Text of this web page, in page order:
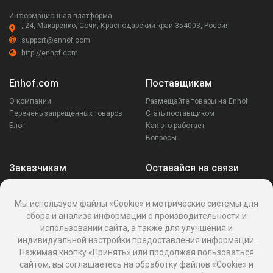
Информационная платформа
, 24, Макаренко, Сочи, Краснодарский край 354003, Россия
support@enhof.com
http://enhof.com
Enhof.com
О компании
Перечень запрещенных товаров
Блог
Поставщикам
Размещайте товары на Enhof
Стать поставщиком
Как это работает
Вопросы
Заказчикам
Ваши запросы
Написать поставщику
Написать в поддержку
Реквизиты
Оставайся на связи
Мы используем файлы «Cookie» и метрические системы для
сбора и анализа информации о производительности и
использовании сайта, а также для улучшения и
индивидуальной настройки предоставления информации.
Нажимая кнопку «Принять» или продолжая пользоваться
сайтом, вы соглашаетесь на обработку файлов «Cookie» и